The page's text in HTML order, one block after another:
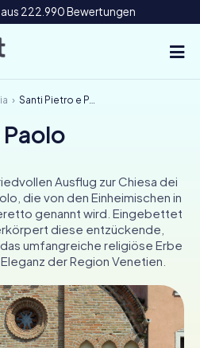
222.990 Bewertungen
CH
DE
UK
IE
Santi Pietro e Paolo
Ausflug zur Chiesa dei
die von den Einheimischen in
genannt wird. Eingebettet
diese entzückende,
umfangreiche religiöse Erbe
der Region Venetien.